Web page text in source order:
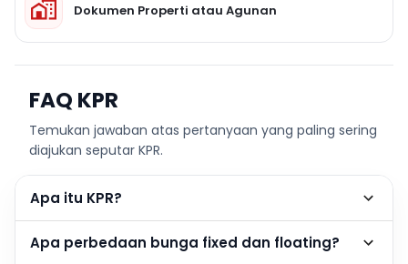
Dokumen Properti atau Agunan
FAQ KPR
Temukan jawaban atas pertanyaan yang paling sering
diajukan seputar KPR.
Apa itu KPR?
Apa perbedaan bunga fixed dan floating?